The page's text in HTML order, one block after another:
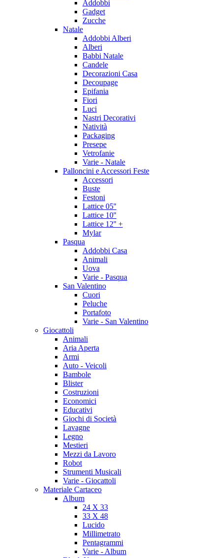
Addobbi
Gadget
Zucche
Natale
Addobbi Alberi
Alberi
Babbi Natale
Candele
Decorazioni Casa
Decoupage
Epifania
Fiori
Luci
Nastri Decorativi
Natività
Packaging
Presepe
Vetrofanie
Varie - Natale
Palloncini e Accessori Feste
Accessori
Buste
Festoni
Lattice 05''
Lattice 10''
Lattice 12'' +
Mylar
Pasqua
Addobbi Casa
Animali
Uova
Varie - Pasqua
San Valentino
Cuori
Peluche
Portafoto
Varie - San Valentino
Giocattoli
Animali
Aria Aperta
Armi
Auto - Veicoli
Bambole
Blister
Costruzioni
Economici
Educativi
Giochi di Società
Lavagne
Legno
Mestieri
Mezzi da Lavoro
Robot
Strumenti Musicali
Varie - Giocattoli
Materiale Cartaceo
Album
24 X 33
33 X 48
Lucido
Millimetrato
Pentagrammi
Varie - Album